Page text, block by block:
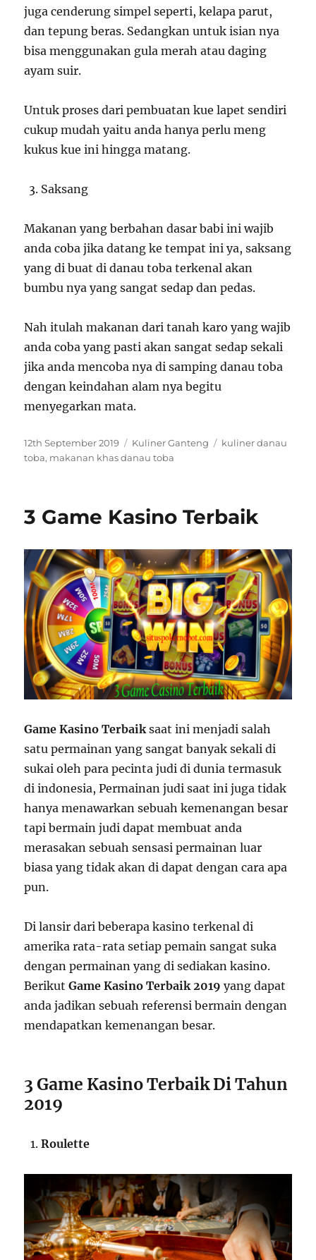
juga cenderung simpel seperti, kelapa parut,
dan tepung beras. Sedangkan untuk isian nya
bisa menggunakan gula merah atau daging
ayam suir.
Untuk proses dari pembuatan kue lapet sendiri
cukup mudah yaitu anda hanya perlu meng
kukus kue ini hingga matang.
Saksang
Makanan yang berbahan dasar babi ini wajib
anda coba jika datang ke tempat ini ya, saksang
yang di buat di danau toba terkenal akan
bumbu nya yang sangat sedap dan pedas.
Nah itulah makanan dari tanah karo yang wajib
anda coba yang pasti akan sangat sedap sekali
jika anda mencoba nya di samping danau toba
dengan keindahan alam nya begitu
menyegarkan mata.
P
o
d
12th September 2019
C
a
o
e
s
Kuliner Ganteng
T
kuliner danau
toba, makanan khas danau toba
3 Game Kasino Terbaik
Game Kasino Terbaiksaat ini menjadi salah
satu permainan yang sangat banyak sekali di
sukai oleh para pecinta judi di dunia termasuk
di indonesia, Permainan judi saat ini juga tidak
hanya menawarkan sebuah kemenangan besar
tapi bermain judi dapat membuat anda
merasakan sebuah sensasi permainan luar
biasa yang tidak akan di dapat dengan cara apa
pun.
Di lansir dari beberapa kasino terkenal di
amerika rata-rata setiap pemain sangat suka
dengan permainan yang di sediakan kasino.
BerikutGame Kasino Terbaik 2019 yang dapat
anda jadikan sebuah referensi bermain dengan
mendapatkan kemenangan besar.
3 Game Kasino Terbaik Di Tahun
2019
Roulette